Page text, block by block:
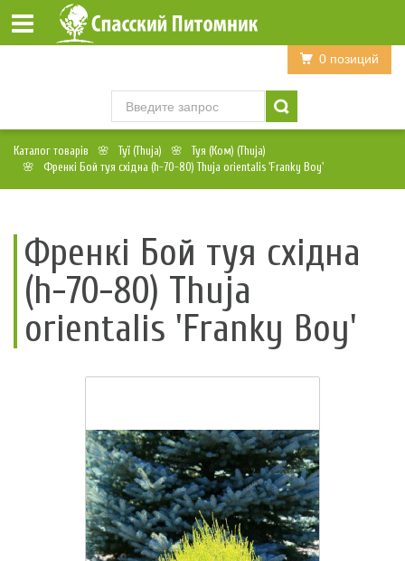
Войти Регистрация
0 позиций
Каталог товарів Туї (Thuja)
Туя (Ком) (Thuja)
Френкі Бой туя східна (h-70-80) Thuja orientalis 'Franky Boy'
Френкі Бой туя східна
(h-70-80) Thuja
orientalis 'Franky Boy'